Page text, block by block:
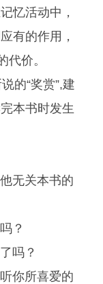
忆活动中，
有的作用，
代价。
的“奖赏”,建
本书时发生
无关本书的
？
吗？
你所喜爱的